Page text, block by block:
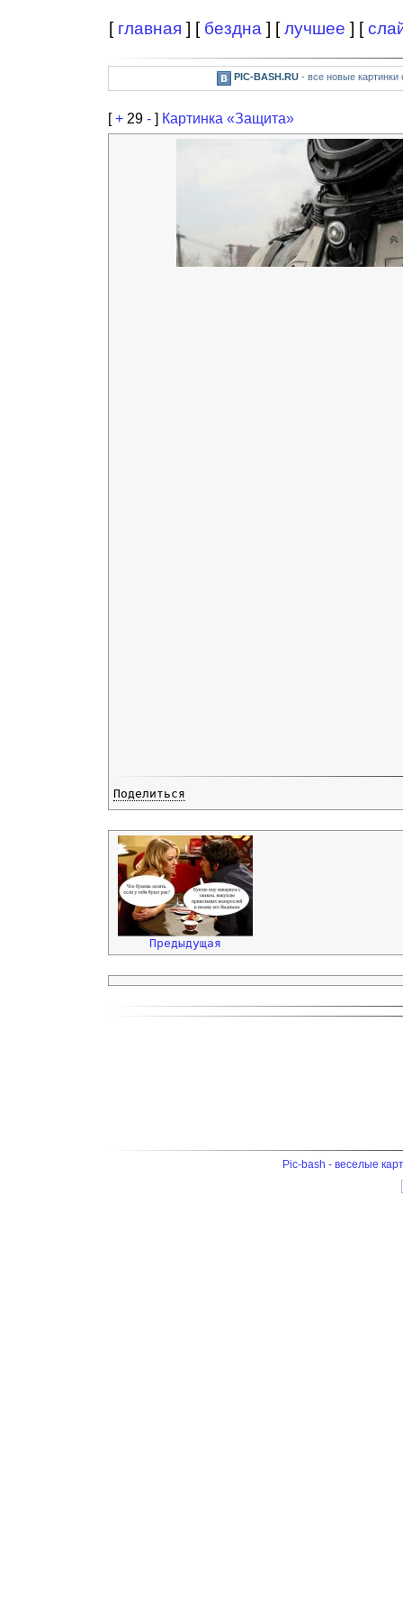
[ главная ] [ бездна ] [лучшее ] [
PIC-BASH.RU- все новые картинки
[+ 29 - ] Картинка «Защита»
Поделиться
Предыдущая
Pic-bash - веселые